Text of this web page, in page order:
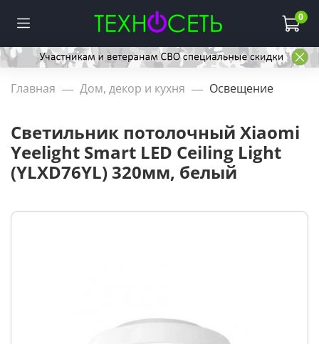
0
Главная Дом, декор и кухня Освещение
Светильник потолочный Xiaomi
Yeelight Smart LED Ceiling Light
(YLXD76YL) 320мм, белый